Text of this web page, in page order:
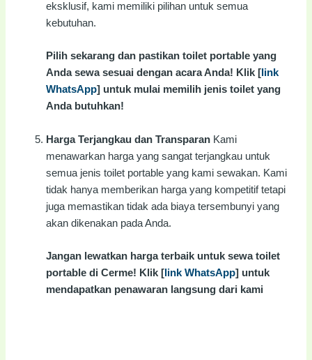
eksklusif, kami memiliki pilihan untuk semua
kebutuhan.
Pilih sekarang dan pastikan toilet portable yang
Anda sewa sesuai dengan acara Anda! Klik [ link
WhatsApp] untuk mulai memilih jenis toilet yang
Anda butuhkan!
Harga Terjangkau dan Transparan Kami
menawarkan harga yang sangat terjangkau untuk
semua jenis toilet portable yang kami sewakan. Kami
tidak hanya memberikan harga yang kompetitif tetapi
juga memastikan tidak ada biaya tersembunyi yang
akan dikenakan pada Anda.
Jangan lewatkan harga terbaik untuk sewa toilet
portable di Cerme! Klik [ link WhatsApp] untuk
mendapatkan penawaran langsung dari kami